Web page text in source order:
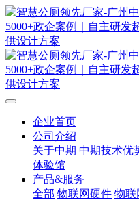
企业首页
公司介绍
关于中期 中期技术优
体验馆
产品&服务
全部 物联网硬件 物联